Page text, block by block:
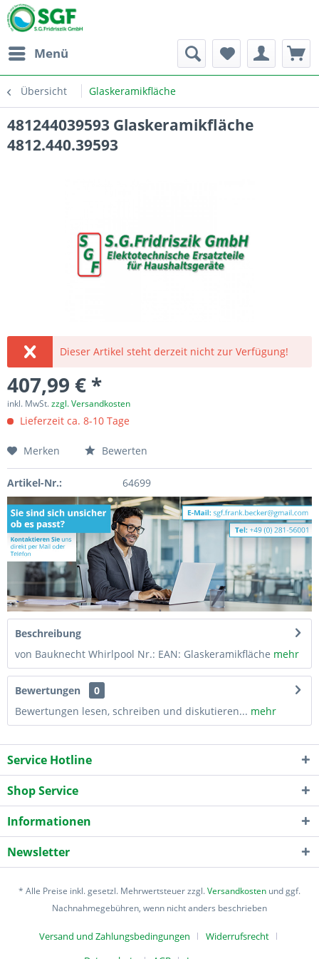
Menü
Übersicht Glaskeramikfläche
481244039593 Glaskeramikfläche
4812.440.39593
Dieser Artikel steht derzeit nicht zur Verfügung!
407,99 € *
inkl. MwSt.zzgl. Versandkosten
Lieferzeit ca. 8-10 Tage
Merken Bewerten
Artikel-Nr.: 64699
Beschreibung
von Bauknecht Whirlpool Nr.: EAN: Glaskeramikfläche mehr
Bewertungen
0
Bewertungen lesen, schreiben und diskutieren... mehr
Service Hotline
Shop Service
Informationen
Newsletter
* Alle Preise inkl. gesetzl. Mehrwertsteuer zzgl.Versandkosten und ggf.
Nachnahmegebühren, wenn nicht anders beschrieben
Versand und Zahlungsbedingungen
Widerrufsrecht